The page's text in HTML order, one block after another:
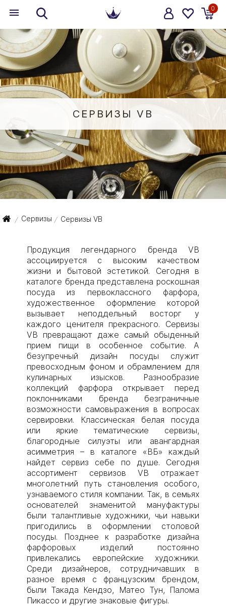
0
СЕРВИЗЫ VB
/ Сервизы / Сервизы VB
Продукция легендарного бренда VB
ассоциируется с высоким качеством
жизни и бытовой эстетикой. Сегодня в
каталоге бренда представлена роскошная
посуда из первоклассного фарфора,
художественное оформление которой
вызывает неподдельный восторг у
каждого ценителя прекрасного. Сервизы
VB превращают даже самый обыденный
прием пищи в особенное событие. А
безупречный дизайн посуды служит
превосходным фоном и обрамлением для
кулинарных изысков. Разнообразие
коллекций фарфора открывает перед
поклонниками бренда безграничные
возможности самовыражения в вопросах
сервировки. Классическая белая посуда
или яркие тематические сервизы,
благородные силуэты или авангардная
асимметрия – в каталоге «ВБ» каждый
найдет сервиз себе по душе. Сегодня
ассортимент сервизов VB отражает
многолетний путь становления особого,
узнаваемого стиля компании. Так, в семьях
основателей знаменитой мануфактуры
были талантливые художники, чьи навыки
пригодились в оформлении столовой
посуды. Позднее к разработке дизайна
фарфоровых изделий постоянно
привлекались европейские художники.
Среди дизайнеров, сотрудничавших в
разное время с французским брендом,
были Такада Кендзо, Матео Тун, Палома
Пикассо и другие знаковые фигуры.